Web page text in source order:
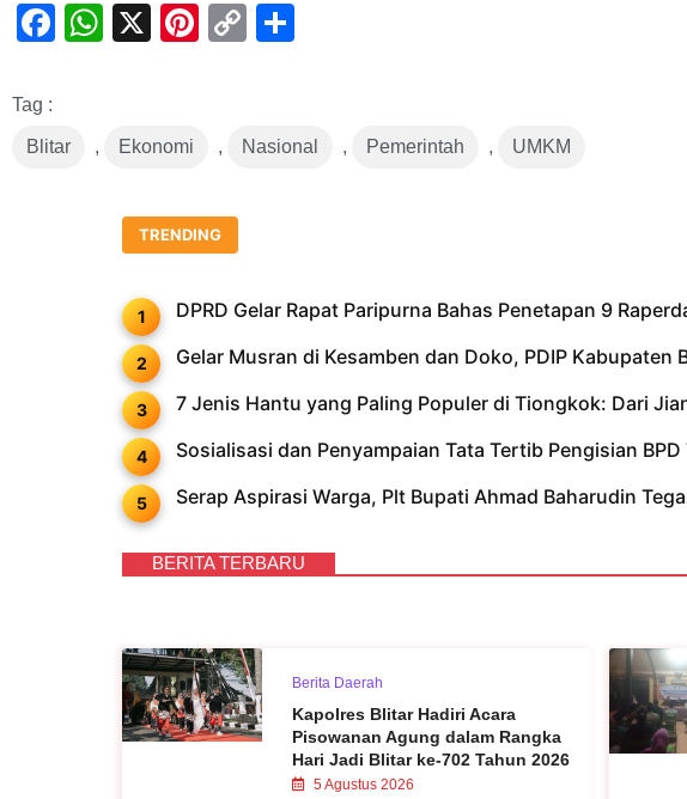
Facebook
WhatsApp
X Pinterest
Copy
Tag :
Blitar , Ekonomi , Nasional , Pemerintah , UMKM
TRENDING
DPRD Gelar Rapat Paripurna Bahas Penetapan 9
Gelar Musran di Kesamben dan Doko, PDIP
7 Jenis Hantu yang Paling Populer di Tiongkok: Dari
Sosialisasi dan Penyampaian Tata Tertib Pengisian
Serap Aspirasi Warga, Plt Bupati Ahmad Baharudin
BERITA TERBARU
Berita Daerah
Kapolres Blitar Hadiri Acara
Pisowanan Agung dalam Rangka
Hari Jadi Blitar ke-702 Tahun 2026
5 Agustus 2026